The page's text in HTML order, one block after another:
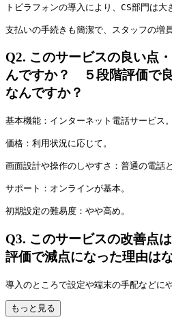
トビラフォンの導入により、CS部門は
支払いの手続きも簡潔で、スタッフの増
Q2. このサービスの良い点
んですか？ ５段階評価で
なんですか？
基本機能：インターネット電話サービス
価格：利用状況に応じて。
画面設計や操作のしやすさ：普通の電話
サポート：オンラインが基本。
初期設定の難易度：やや高め。
Q3. このサービスの改善点
評価で減点になった理由は
導入のところで設定や端末の手配などに
もっと見る